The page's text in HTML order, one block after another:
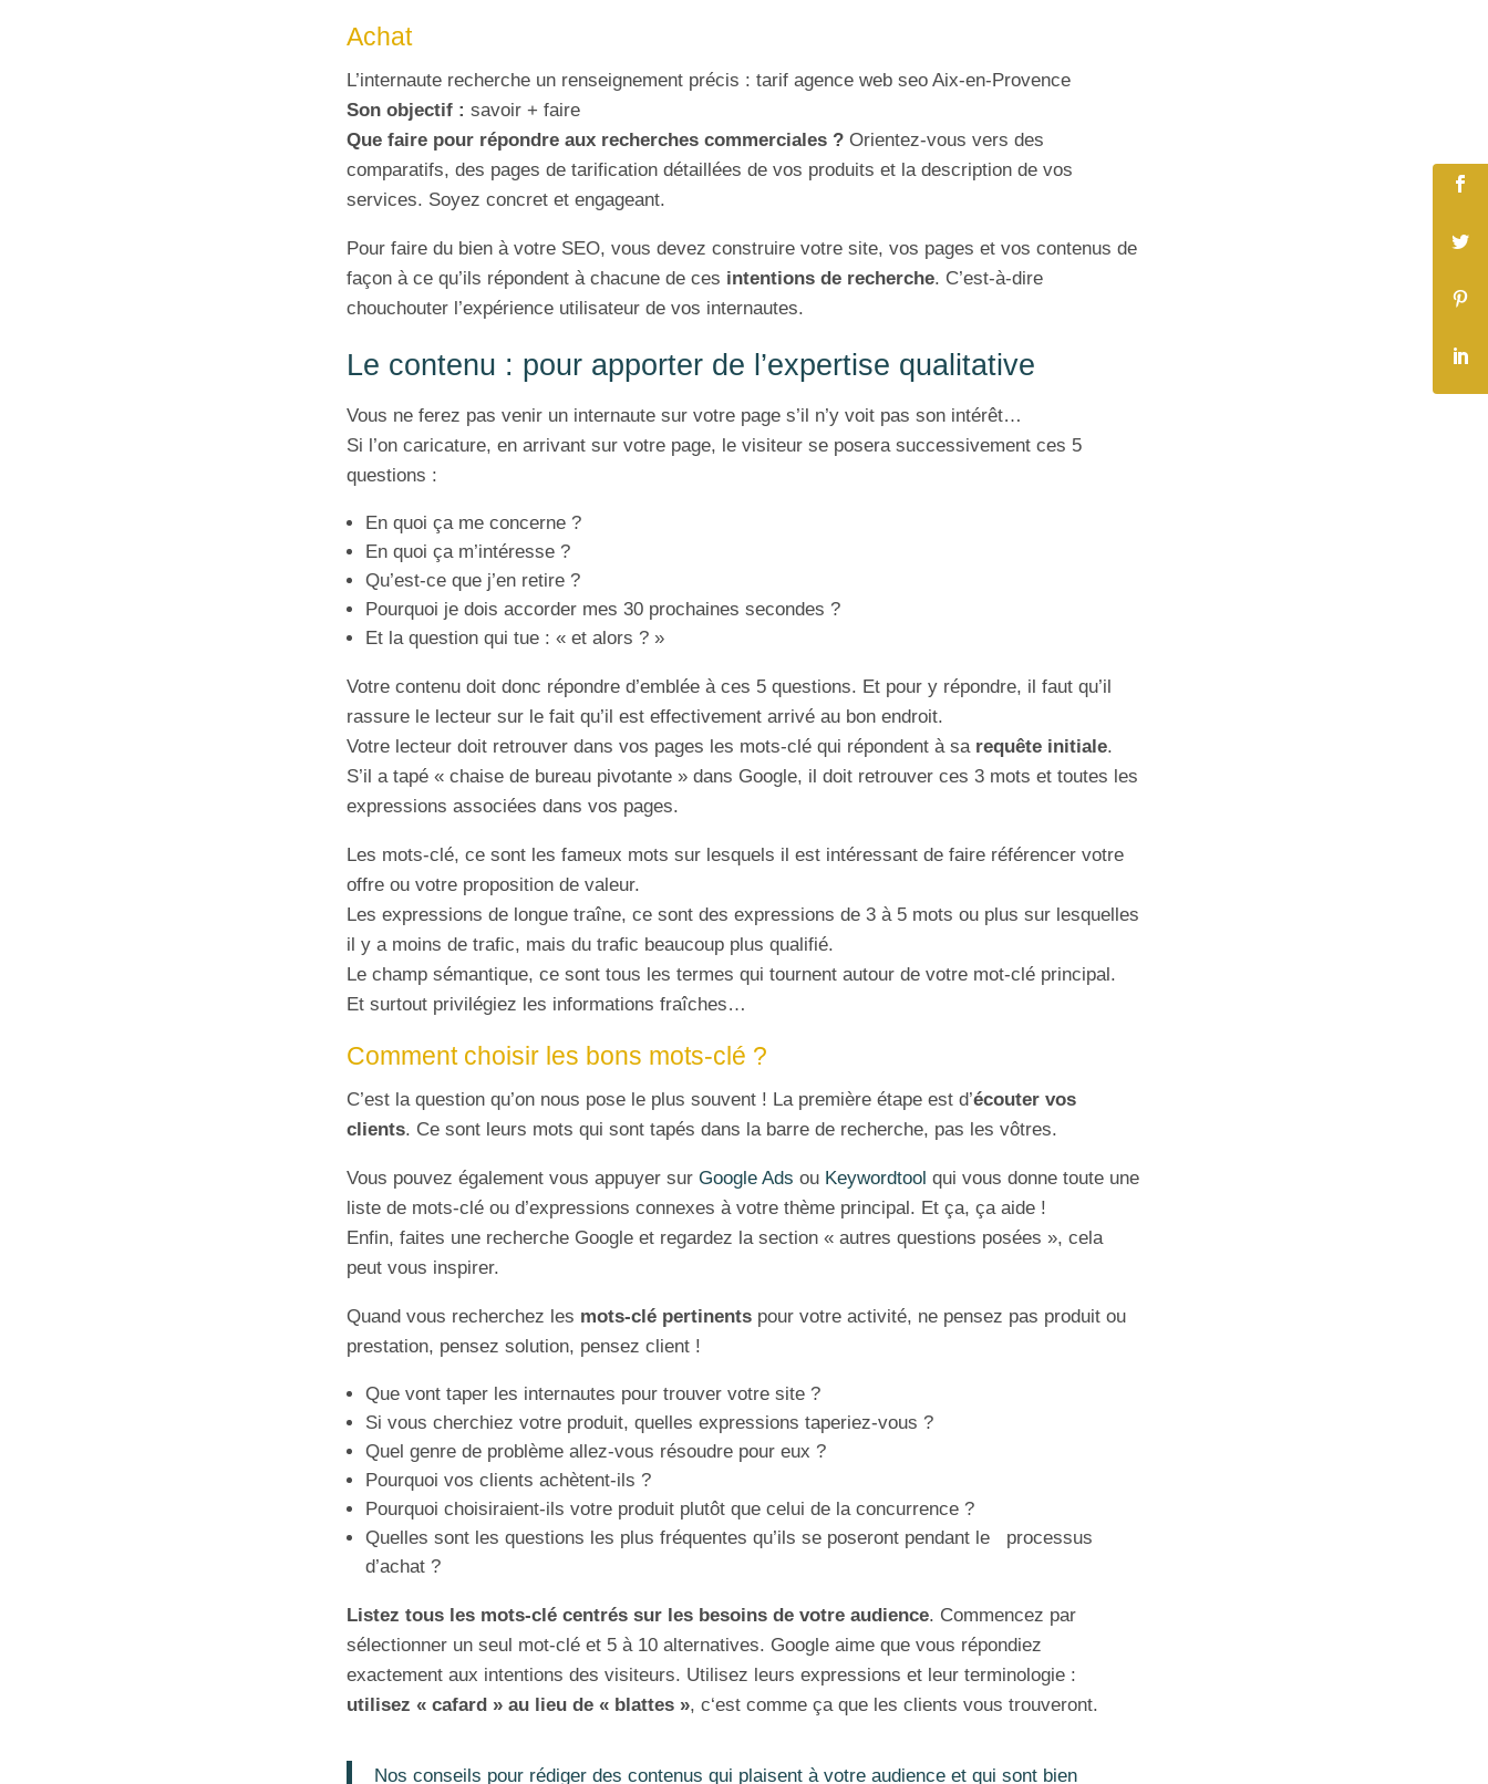
Achat
L’internaute recherche un renseignement précis : tarif agence web seo Aix-en-Provence
Son objectif : savoir + faire
Que faire pour répondre aux recherches commerciales ? Orientez-vous vers des
comparatifs, des pages de tarification détaillées de vos produits et la description de vos
services. Soyez concret et engageant.
Pour faire du bien à votre SEO, vous devez construire votre site, vos pages et vos contenus de
façon à ce qu’ils répondent à chacune de ces intentions de recherche. C’est-à-dire
chouchouter l’expérience utilisateur de vos internautes.
Le contenu : pour apporter de l’expertise qualitative
Vous ne ferez pas venir un internaute sur votre page s’il n’y voit pas son intérêt…
Si l’on caricature, en arrivant sur votre page, le visiteur se posera successivement ces 5
questions :
En quoi ça me concerne ?
En quoi ça m’intéresse ?
Qu’est-ce que j’en retire ?
Pourquoi je dois accorder mes 30 prochaines secondes ?
Et la question qui tue : « et alors ? »
Votre contenu doit donc répondre d’emblée à ces 5 questions. Et pour y répondre, il faut qu’il
rassure le lecteur sur le fait qu’il est effectivement arrivé au bon endroit.
Votre lecteur doit retrouver dans vos pages les mots-clé qui répondent à sa requête initiale.
S’il a tapé « chaise de bureau pivotante » dans Google, il doit retrouver ces 3 mots et toutes les
expressions associées dans vos pages.
Les mots-clé, ce sont les fameux mots sur lesquels il est intéressant de faire référencer votre
offre ou votre proposition de valeur.
Les expressions de longue traîne, ce sont des expressions de 3 à 5 mots ou plus sur lesquelles
il y a moins de trafic, mais du trafic beaucoup plus qualifié.
Le champ sémantique, ce sont tous les termes qui tournent autour de votre mot-clé principal.
Et surtout privilégiez les informations fraîches…
Comment choisir les bons mots-clé ?
C’est la question qu’on nous pose le plus souvent ! La première étape est d’écouter vos
clients. Ce sont leurs mots qui sont tapés dans la barre de recherche, pas les vôtres.
Vous pouvez également vous appuyer surGoogle Ads ou Keywordtool qui vous donne toute une
liste de mots-clé ou d’expressions connexes à votre thème principal. Et ça, ça aide !
Enfin, faites une recherche Google et regardez la section « autres questions posées », cela
peut vous inspirer.
Quand vous recherchez les mots-clé pertinents pour votre activité, ne pensez pas produit ou
prestation, pensez solution, pensez client !
Que vont taper les internautes pour trouver votre site ?
Si vous cherchiez votre produit, quelles expressions taperiez-vous ?
Quel genre de problème allez-vous résoudre pour eux ?
Pourquoi vos clients achètent-ils ?
Pourquoi choisiraient-ils votre produit plutôt que celui de la concurrence ?
Quelles sont les questions les plus fréquentes qu’ils se poseront pendant le processus
d’achat ?
Listez tous les mots-clé centrés sur les besoins de votre audience. Commencez par
sélectionner un seul mot-clé et 5 à 10 alternatives. Google aime que vous répondiez
exactement aux intentions des visiteurs. Utilisez leurs expressions et leur terminologie :
utilisez « cafard » au lieu de « blattes », c‘est comme ça que les clients vous trouveront.
Nos conseils pour rédiger des contenus qui plaisent à votre audience et qui sont bien